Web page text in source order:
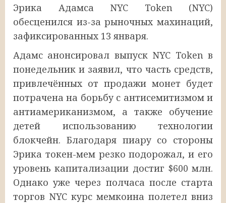
Эрика Адамса NYC Token (NYC)
обесценился из-за рыночных махинаций,
зафиксированных 13 января.
Адамс анонсировал выпуск NYC Token в
понедельник и заявил, что часть средств,
привлечённых от продажи монет будет
потрачена на борьбу с антисемитизмом и
антиамериканизмом, а также обучение
детей использованию технологии
блокчейн. Благодаря пиару со стороны
Эрика токен-мем резко подорожал, и его
уровень капитализации достиг $600 млн.
Однако уже через полчаса после старта
торгов NYC курс мемкоина полетел вниз